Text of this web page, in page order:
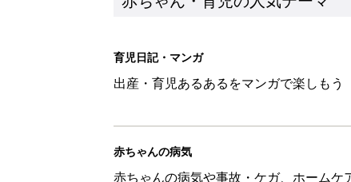
0-2才育児まとめ：子どもの
赤ちゃん・育児
ユニクロベビー「絵本コラボ
赤ちゃん・育児